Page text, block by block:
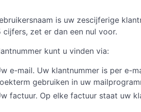
is uw zescijferige
cijfers, zet er dan een nul voor.
kunt u vinden via:
e-mail. Uw klantnummer is per e-
gebruiken in uw
factuur. Op elke factuur staat uw